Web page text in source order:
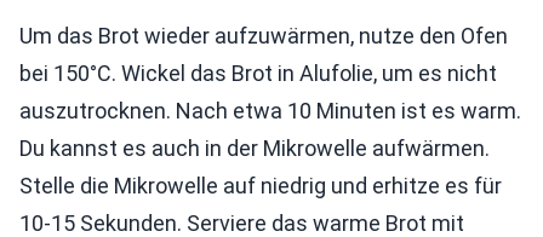
Um das Brot wieder aufzuwärmen, nutze den Ofen
bei 150°C. Wickel das Brot in Alufolie, um es nicht
auszutrocknen. Nach etwa 10 Minuten ist es warm.
Du kannst es auch in der Mikrowelle aufwärmen.
Stelle die Mikrowelle auf niedrig und erhitze es für
10-15 Sekunden. Serviere das warme Brot mit